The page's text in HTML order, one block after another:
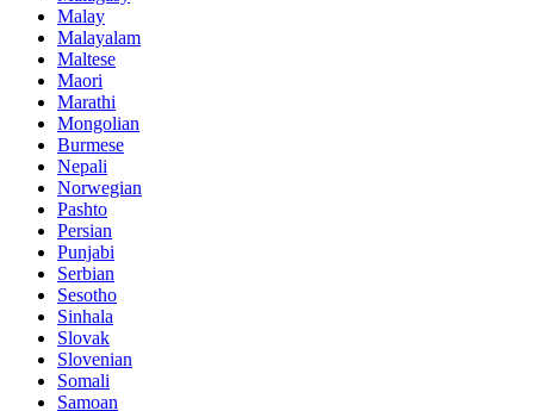
Malay
Malayalam
Maltese
Maori
Marathi
Mongolian
Burmese
Nepali
Norwegian
Pashto
Persian
Punjabi
Serbian
Sesotho
Sinhala
Slovak
Slovenian
Somali
Samoan